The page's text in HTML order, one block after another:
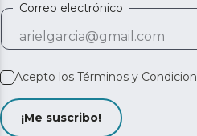
Correo electrónico
Acepto los Términos y
¡Me suscribo!